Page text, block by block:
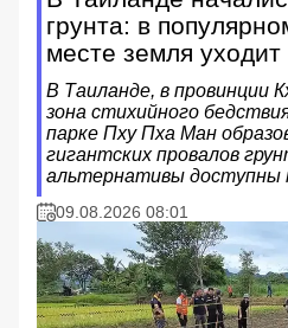
грунта: в
месте земля уходит
В Таиланде, в провинции
зона стихийного
парке Пху Пха Ман
гигантских провалов
альтернативы доступны
09.08.2026 08:01